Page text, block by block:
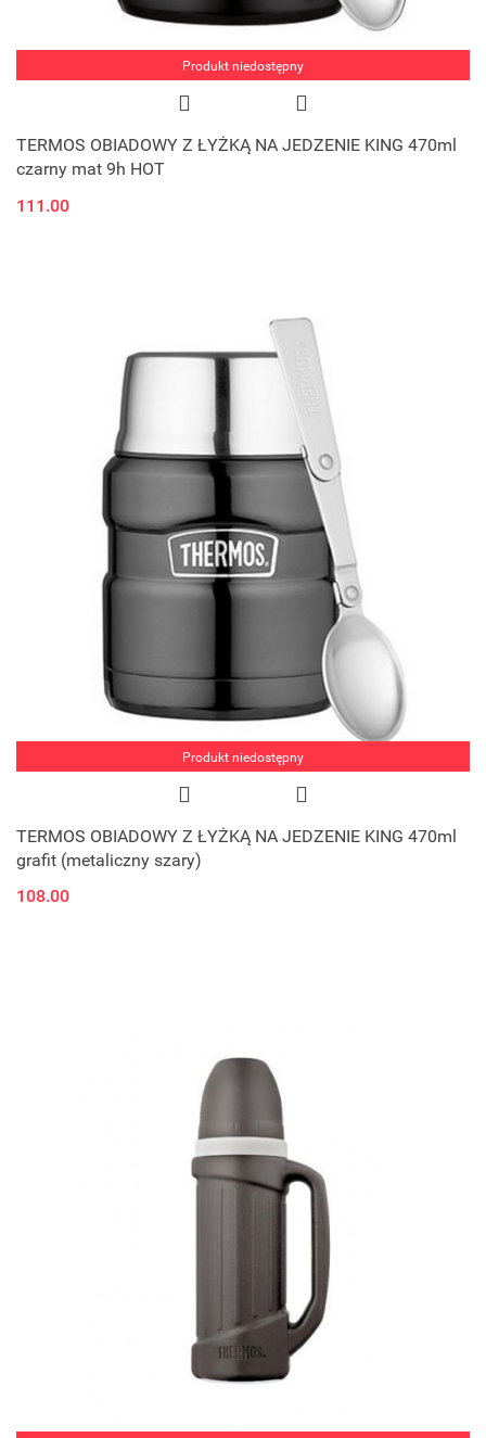
Produkt niedostępny
TERMOS OBIADOWY Z ŁYŻKĄ NA JEDZENIE KING 470ml
czarny mat 9h HOT
111.00
Produkt niedostępny
TERMOS OBIADOWY Z ŁYŻKĄ NA JEDZENIE KING 470ml
grafit (metaliczny szary)
108.00